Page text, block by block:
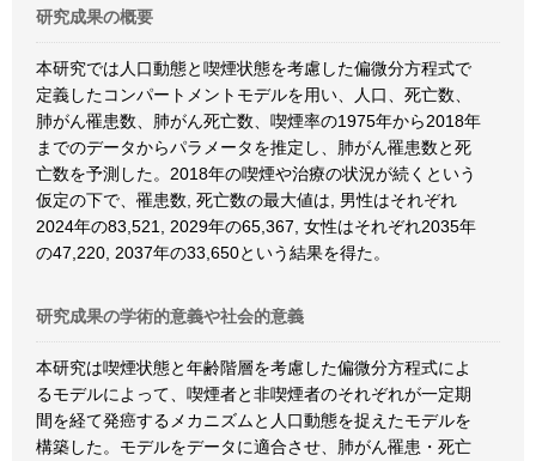
研究成果の概要
本研究では人口動態と喫煙状態を考慮した偏微分方程式で
定義したコンパートメントモデルを用い、人口、死亡数、
肺がん罹患数、肺がん死亡数、喫煙率の1975年から2018年
までのデータからパラメータを推定し、肺がん罹患数と死
亡数を予測した。2018年の喫煙や治療の状況が続くという
仮定の下で、罹患数, 死亡数の最大値は, 男性はそれぞれ
2024年の83,521, 2029年の65,367, 女性はそれぞれ2035年
の47,220, 2037年の33,650という結果を得た。
研究成果の学術的意義や社会的意義
本研究は喫煙状態と年齢階層を考慮した偏微分方程式によ
るモデルによって、喫煙者と非喫煙者のそれぞれが一定期
間を経て発癌するメカニズムと人口動態を捉えたモデルを
構築した。モデルをデータに適合させ、肺がん罹患・死亡